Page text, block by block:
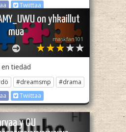
Twiittaa
on yhkaillut
mua
maskfan101
en tiedäd
#dreamsmp
#drama
Twiittaa
y OU